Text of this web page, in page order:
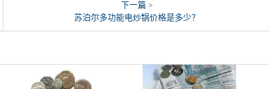
下一篇 >
苏泊尔多功能电炒锅价格是多少？